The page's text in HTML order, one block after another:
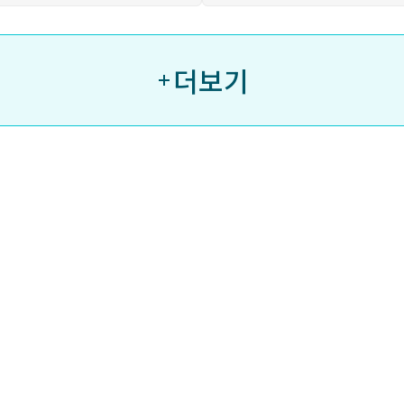
더보기
자